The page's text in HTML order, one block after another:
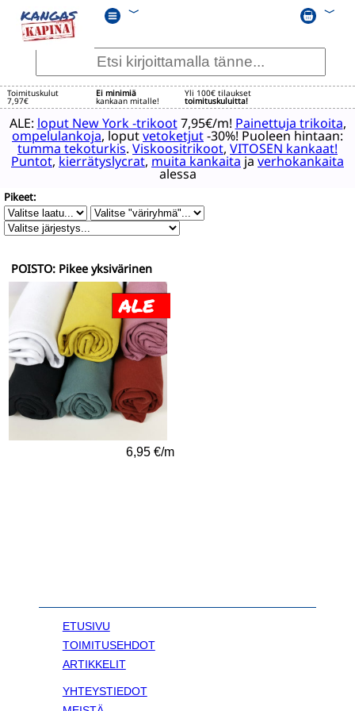
﹀ ﹀
Toimituskulut
7,97€
Ei minimiä
kankaan mitalle!
Yli 100€ tilaukset
toimituskuluitta!
ALE: loput New York -trikoot7,95€/m! Painettuja trikoita,
ompelulankoja, loputvetoketjut-30%! Puoleen hintaan:
tumma tekoturkis. Viskoositrikoot, VITOSEN kankaat!
Puntot,kierrätyslycrat,muita kankaitajaverhokankaita
alessa
Pikeet:
POISTO: Pikee yksivärinen
6,95 €/m
ETUSIVU
TOIMITUSEHDOT
ARTIKKELIT
YHTEYSTIEDOT